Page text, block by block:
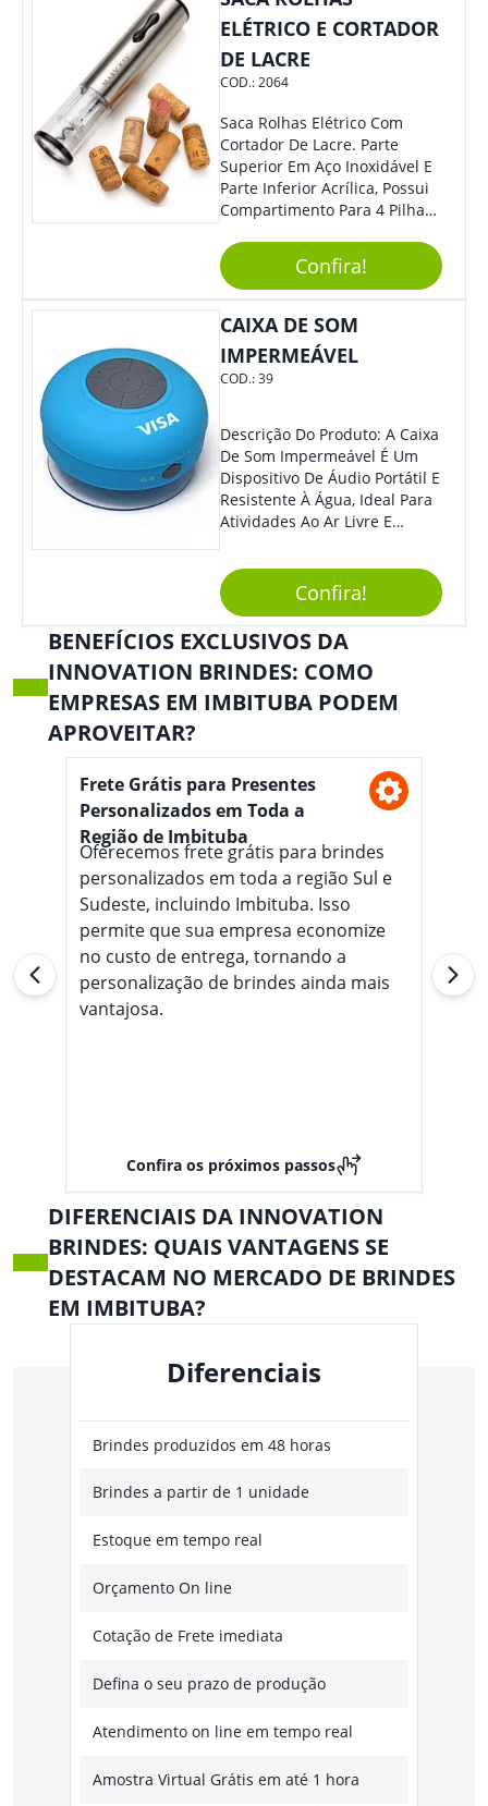
ELÉTRICO E CORTADOR
DE LACRE
COD.:2064
Saca Rolhas Elétrico Com
Cortador De Lacre. Parte
Superior Em Aço Inoxidável E
Parte Inferior Acrílica, Possui
Compartimento Para 4 Pilhas
Acompanha Pilhas) – Contém
Desenho Indicativo De
Abertura E Fechamento Da
Tampa; Botões Para Extração
E Remoção De Rolhas E Parte
Inferior Com Anel Cortador De
Lacre (Removível).
Confira!
CAIXA DE SOM
IMPERMEÁVEL
COD.:39
Descrição Do Produto: A Caixa
De Som Impermeável É Um
Dispositivo De Áudio Portátil E
Resistente À Água, Ideal Para
Atividades Ao Ar Livre E
Design Compacto E Durável,
Essa Caixa De Som Reproduz
Um Som Claro E Potente,
Proporcionando Uma
Experiência Musical De Alta
Qualidade Em Qualquer
Lugar. Benefícios: Além De
Ser Resistente À Água, A Caixa
De Transportar, Possui Bateria
De Longa Duração E Conexão
Bluetooth, Permitindo Que
Você Conecte Seu Dispositivo
De Forma Prática E Sem Fios.
A Qualidade Do Som Não É
Prejudicada Mesmo Em
Ambientes Molhados,
Garantindo Uma Experiência
Sonora Imersiva Em Todas As
Situações. Usos Sugeridos:
Internos, Como Banheiros,
Cozinhas E Áreas De Lazer
Próximas À Água. Aproveite A
Praticidade E A Resistência Da
Caixa De Som Impermeável
Para Curtir Suas Músicas
Favoritas Em Qualquer Lugar,
Água.
Confira!
BENEFÍCIOS EXCLUSIVOS DA
INNOVATION BRINDES: COMO
EMPRESAS EM IMBITUBA PODEM
APROVEITAR?
Frete Grátis para Presentes
Personalizados em Toda a
Região de Imbituba
Oferecemos frete grátis para brindes
personalizados em toda a região Sul e
Sudeste, incluindo Imbituba. Isso
permite que sua empresa economize
no custo de entrega, tornando a
personalização de brindes ainda mais
vantajosa.
Confira os próximos passos
DIFERENCIAIS DA INNOVATION
BRINDES: QUAIS VANTAGENS SE
DESTACAM NO MERCADO DE BRINDES
EM IMBITUBA?
Diferenciais
Brindes produzidos em 48 horas
Brindes a partir de 1 unidade
Estoque em tempo real
Orçamento On line
Cotação de Frete imediata
Defina o seu prazo de produção
Atendimento on line em tempo real
Amostra Virtual Grátis em até 1 hora